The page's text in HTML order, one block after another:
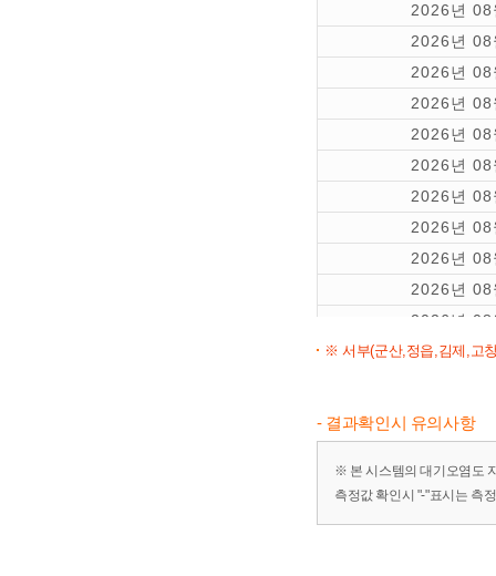
2026년
2026년
2026년
2026년
2026년
2026년
2026년
2026년
2026년
2026년
2026년
2026년 08
2026년
※ 서부(군산,정읍,김제,고
- 결과확인시 유의사항
※ 본 시스템의 대기오염도
측정값 확인시 "-"표시는 측